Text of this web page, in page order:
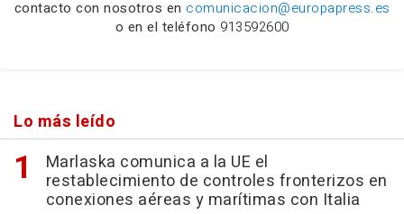
contacto con nosotros en comunicacion@europapress.es
o en el teléfono 913592600
Lo más leído
Marlaska comunica a la UE el
restablecimiento de controles fronterizos en
conexiones aéreas y marítimas con Italia